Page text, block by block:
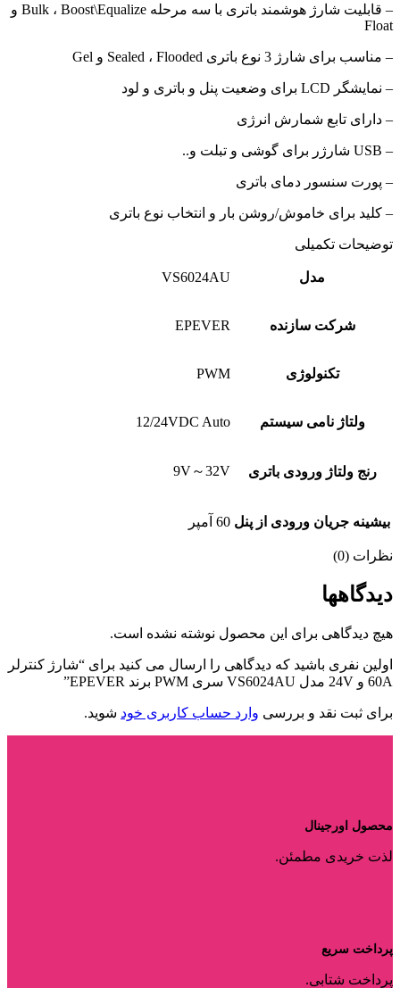
– قابلیت شارژ هوشمند باتری با سه مرحله Bulk ، Boost\Equalize و
Float
– مناسب برای شارژ 3 نوع باتری Sealed ، Flooded و Gel
– نمایشگر LCD برای وضعیت پنل و باتری و لود
– دارای تابع شمارش انرژی
– USB شارژر برای گوشی و تبلت و..
– پورت سنسور دمای باتری
– کلید برای خاموش/روشن بار و انتخاب نوع باتری
توضیحات تکمیلی
مدل VS6024AU
شرکت سازنده EPEVER
تکنولوژی PWM
ولتاژ نامی سیستم 12/24VDC Auto
رنج ولتاژ ورودی باتری 9V～32V
بیشینه جریان ورودی از پنل 60 آمپر
نظرات (0)
دیدگاهها
هیچ دیدگاهی برای این محصول نوشته نشده است.
اولین نفری باشید که دیدگاهی را ارسال می کنید برای “شارژ کنترلر
60A و 24V مدل VS6024AU سری PWM برند EPEVER”
برای ثبت نقد و بررسی وارد حساب کاربری خود شوید.
محصول اورجینال
لذت خریدی مطمئن.
پرداخت سریع
پرداخت شتابی.